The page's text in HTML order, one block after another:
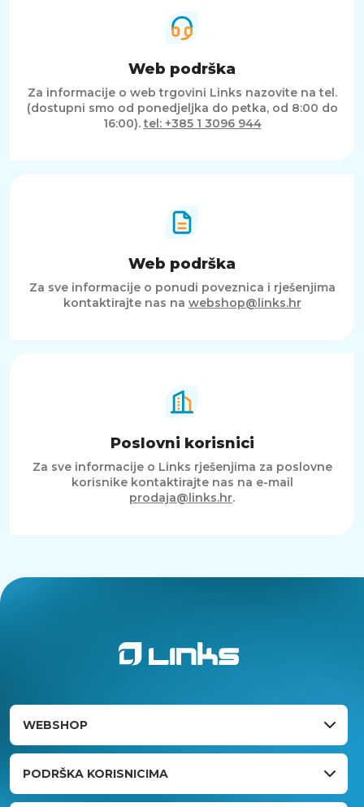
Web podrška
Za informacije o web trgovini Links nazovite na tel.
(dostupni smo od ponedjeljka do petka, od 8:00 do
16:00).tel: +385 1 3096 944
Web podrška
Za sve informacije o ponudi poveznica i rješenjima
kontaktirajte nas na webshop@links.hr
Poslovni korisnici
Za sve informacije o Links rješenjima za poslovne
korisnike kontaktirajte nas na e-mail
prodaja@links.hr.
WEBSHOP
PODRŠKA KORISNICIMA